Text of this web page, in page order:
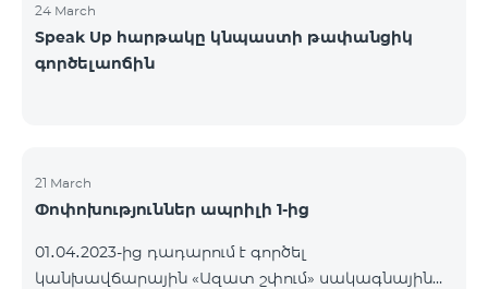
24 March
Speak Up հարթակը կնպաստի թափանցիկ
գործելաոճին
21 March
Փոփոխություններ ապրիլի 1-ից
01․04․2023-ից դադարում է գործել
կանխավճարային «Ազատ շփում» սակագնային